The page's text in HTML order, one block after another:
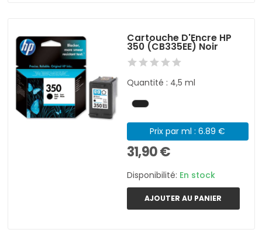
Cartouche D'Encre HP
350 (CB335EE) Noir
Quantité : 4,5 ml
Prix par ml : 6.89 €
31,90 €
Disponibilité: En stock
AJOUTER AU PANIER